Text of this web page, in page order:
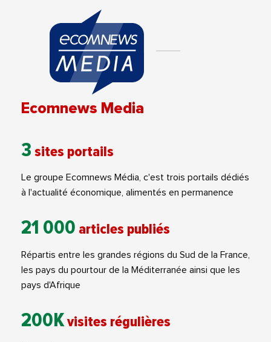
Ecomnews Media
3 sites portails
Le groupe Ecomnews Média, c'est trois portails dédiés
à l'actualité économique, alimentés en permanence
21 000 articles publiés
Répartis entre les grandes régions du Sud de la France,
les pays du pourtour de la Méditerranée ainsi que les
pays d'Afrique
200Kvisites régulières